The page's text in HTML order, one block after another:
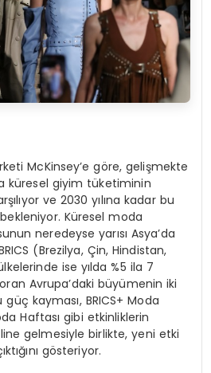
McKinsey’e göre, gelişmekte
küresel giyim tüketiminin
ve 2030 yılına kadar bu
bekleniyor. Küresel moda
neredeyse yarısı Asya’da
(Brezilya, Çin, Hindistan,
ise yılda %5 ila 7
Avrupa’daki büyümenin iki
kayması, BRICS+ Moda
Haftası gibi etkinliklerin
gelmesiyle birlikte, yeni etki
gösteriyor.